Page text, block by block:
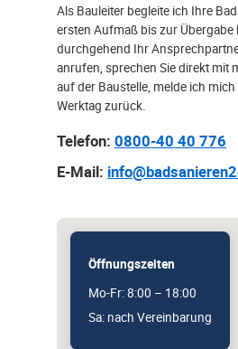
Als Bauleiter begleite ich Ihre
ersten Aufmaß bis zur Übergabe
durchgehend Ihr
anrufen, sprechen Sie direkt mit
auf der Baustelle, melde ich
Werktag zurück.
Telefon: 0800-40 40 776
E-Mail:
Öffnungszeiten
Mo-Fr: 8:00 – 18:00
Sa: nach Vereinbarung